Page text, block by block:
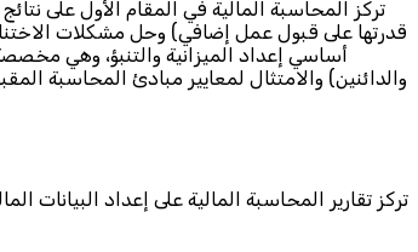
تركز المحاسبة المالية في المقام الأول على
قدرتها على قبول عمل إضافي) وحل مشكلات
أساسي إعداد الميزانية والتنبؤ، وهي
والدائنين) والامتثال لمعايير مبادئ المحاسبة
تركز تقارير المحاسبة المالية على إعداد